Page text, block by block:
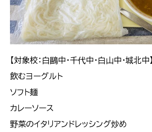
【対象校：白鷗中・千代中・白山中・城北中】
飲むヨーグルト
ソフト麺
カレーソース
野菜のイタリアンドレッシング炒め